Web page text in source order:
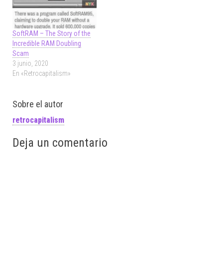
SoftRAM – The Story of the
Incredible RAM Doubling
Scam
3 junio, 2020
En «Retrocapitalism»
Sobre el autor
retrocapitalism
Deja un comentario